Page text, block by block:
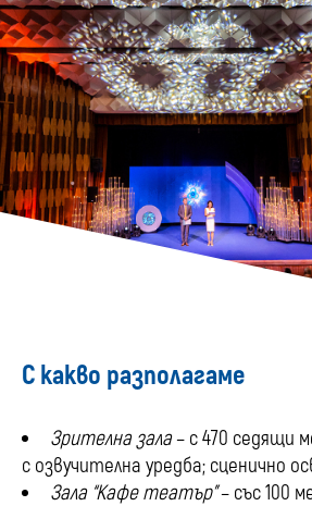
С какво разполагаме
Зрителна зала– с 470 седящи
с озвучителна уредба; сценично
Зала “Кафе театър”– със 100